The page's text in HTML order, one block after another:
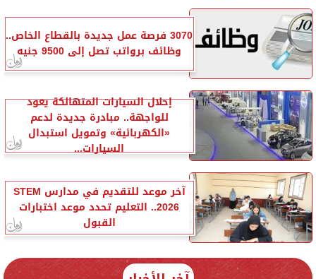
3070 فرصة عمل جديدة بالقطاع الخاص..
وظائف برواتب تصل إلى 9500 جنيه
إحلال السيارات المتهالكة يعود
للواجهة.. مبادرة جديدة لدعم
«الكهربائية» وتمويل استبدال
السيارات...
آخر موعد للتقديم في مدارس STEM
2026.. التعليم تحدد موعد اختبارات
القبول